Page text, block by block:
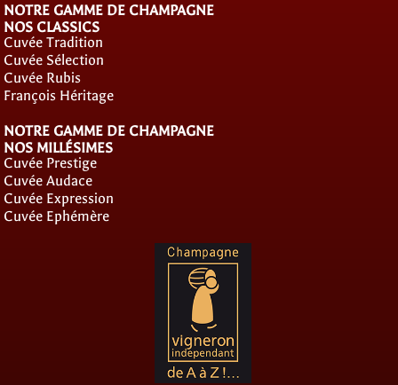
NOTRE GAMME DE CHAMPAGNE
NOS CLASSICS
Cuvée Tradition
Cuvée Sélection
Cuvée Rubis
François Héritage
NOTRE GAMME DE CHAMPAGNE
NOS MILLÉSIMES
Cuvée Prestige
Cuvée Audace
Cuvée Expression
Cuvée Ephémère